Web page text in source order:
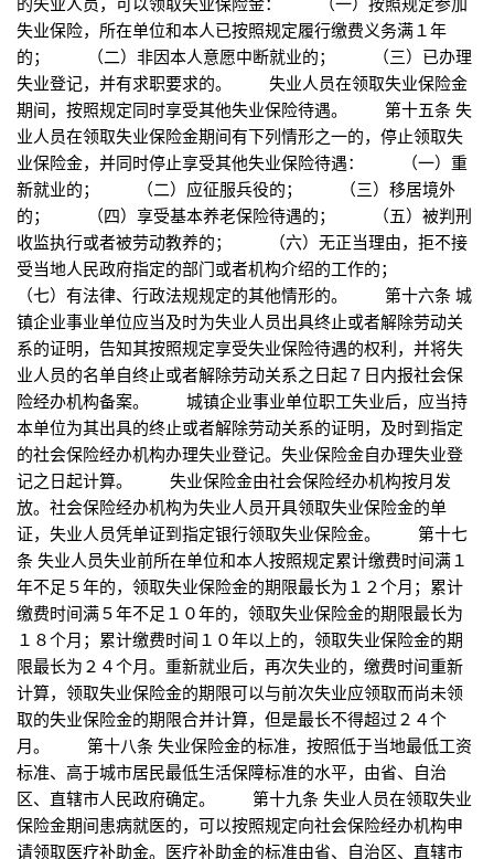
失业保险，所在单位和本人已按照规定履行缴费义务满１年
的； （二）非因本人意愿中断就业的； （三）已办理
失业登记，并有求职要求的。 失业人员在领取失业保险金
期间，按照规定同时享受其他失业保险待遇。 第十五条 失
业人员在领取失业保险金期间有下列情形之一的，停止领取失
业保险金，并同时停止享受其他失业保险待遇： （一）重
新就业的； （二）应征服兵役的； （三）移居境外
的； （四）享受基本养老保险待遇的； （五）被判刑
收监执行或者被劳动教养的； （六）无正当理由，拒不接
受当地人民政府指定的部门或者机构介绍的工作的；
（七）有法律、行政法规规定的其他情形的。 第十六条 城
镇企业事业单位应当及时为失业人员出具终止或者解除劳动关
系的证明，告知其按照规定享受失业保险待遇的权利，并将失
业人员的名单自终止或者解除劳动关系之日起７日内报社会保
险经办机构备案。 城镇企业事业单位职工失业后，应当持
本单位为其出具的终止或者解除劳动关系的证明，及时到指定
的社会保险经办机构办理失业登记。失业保险金自办理失业登
记之日起计算。 失业保险金由社会保险经办机构按月发
放。社会保险经办机构为失业人员开具领取失业保险金的单
证，失业人员凭单证到指定银行领取失业保险金。 第十七
条 失业人员失业前所在单位和本人按照规定累计缴费时间满１
年不足５年的，领取失业保险金的期限最长为１２个月；累计
缴费时间满５年不足１０年的，领取失业保险金的期限最长为
１８个月；累计缴费时间１０年以上的，领取失业保险金的期
限最长为２４个月。重新就业后，再次失业的，缴费时间重新
计算，领取失业保险金的期限可以与前次失业应领取而尚未领
取的失业保险金的期限合并计算，但是最长不得超过２４个
月。 第十八条 失业保险金的标准，按照低于当地最低工资
标准、高于城市居民最低生活保障标准的水平，由省、自治
区、直辖市人民政府确定。 第十九条 失业人员在领取失业
保险金期间患病就医的，可以按照规定向社会保险经办机构申
请领取医疗补助金。医疗补助金的标准由省、自治区、直辖市